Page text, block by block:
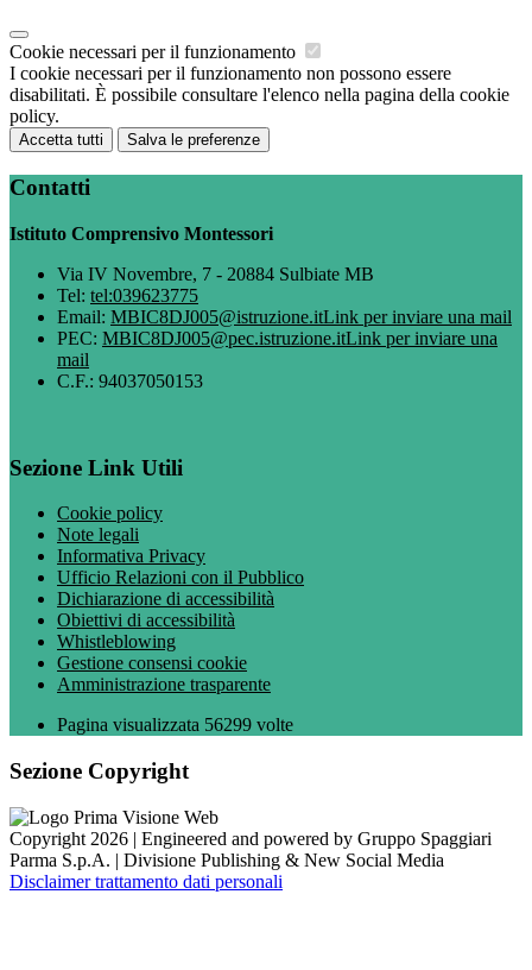
Cookie necessari per il funzionamento
I cookie necessari per il funzionamento non possono essere
disabilitati. È possibile consultare l'elenco nella pagina della cookie
policy.
Accetta tutti Salva le preferenze
Contatti
Istituto Comprensivo Montessori
Via IV Novembre, 7 - 20884 Sulbiate MB
Tel: tel:039623775
Email: MBIC8DJ005@istruzione.itLink per inviare una mail
PEC: MBIC8DJ005@pec.istruzione.itLink per inviare una
mail
C.F.: 94037050153
Sezione Link Utili
Cookie policy
Note legali
Informativa Privacy
Ufficio Relazioni con il Pubblico
Dichiarazione di accessibilità
Obiettivi di accessibilità
Whistleblowing
Gestione consensi cookie
Amministrazione trasparente
Pagina visualizzata 56299 volte
Sezione Copyright
Copyright 2026 | Engineered and powered by Gruppo Spaggiari
Parma S.p.A. | Divisione Publishing & New Social Media
Disclaimer trattamento dati personali